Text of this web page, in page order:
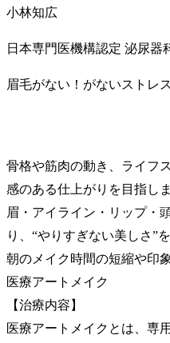
小林知広
日本専門医機構認定 泌尿器
眉毛がない！がないストレ
骨格や筋肉の動き、ライフ
感のある仕上がりを目指しま
眉・アイライン・リップ・
り、“やりすぎない美しさ”
朝のメイク時間の短縮や印
医療アートメイク
【治療内容】
医療アートメイクとは、専